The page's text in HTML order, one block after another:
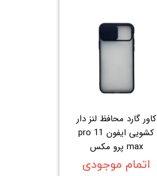
کاور گارد محافظ لنز دار
کشویی ایفون 11 pro
max پرو مکس
اتمام موجودی